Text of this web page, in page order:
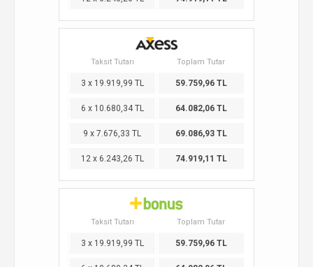
Taksit Tutarı Toplam Tutar
3 x 19.919,99 TL 59.759,96 TL
6 x 10.680,34 TL 64.082,06 TL
9 x 7.676,33 TL 69.086,93 TL
12 x 6.243,26 TL 74.919,11 TL
Taksit Tutarı Toplam Tutar
3 x 19.919,99 TL 59.759,96 TL